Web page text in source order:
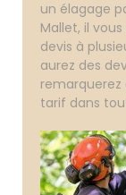
un élagage
Mallet, il
devis à
aurez des
remarquerez
tarif dans